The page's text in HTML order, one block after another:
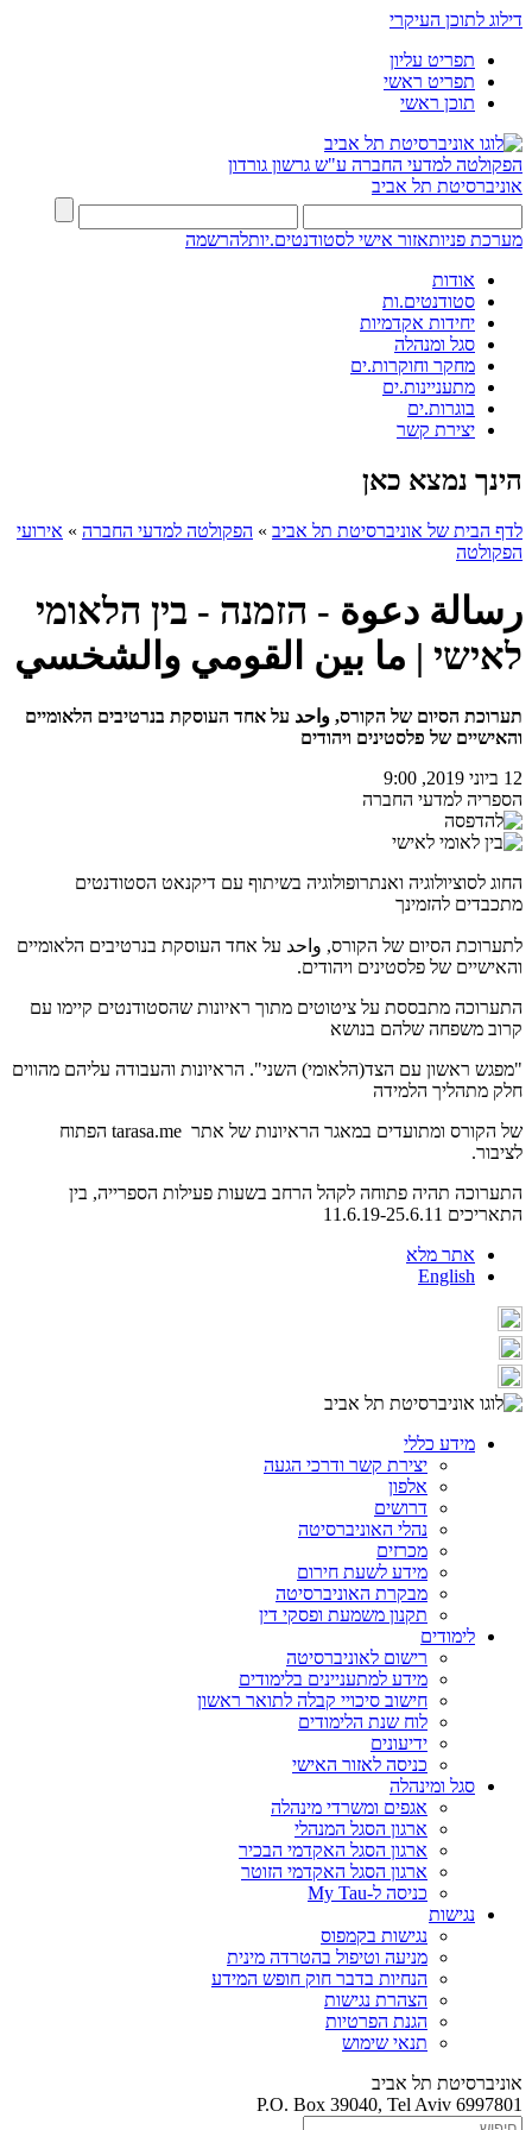
דילוג לתוכן העיקרי
תפריט עליון
תפריט ראשי
תוכן ראשי
הפקולטה למדעי החברה ע"ש גרשון גורדון
אוניברסיטת תל אביב
מערכת פניותאזור אישי לסטודנטים.יותלהרשמה
אודות
סטודנטים.ות
יחידות אקדמיות
סגל ומנהלה
מחקר וחוקרות.ים
מתעניינות.ים
בוגרות.ים
יצירת קשר
הינך נמצא כאן
לדף הבית של אוניברסיטת תל אביב » הפקולטה למדעי החברה » אירועי
הפקולטה
رسالة دعوة - הזמנה - בין הלאומי
לאישי | ما بين القومي والشخسي
תערוכת הסיום של הקורס, واحد על אחד העוסקת בנרטיבים הלאומיים
והאישיים של פלסטינים ויהודים
12 ביוני 2019, 9:00
הספריה למדעי החברה
החוג לסוציולוגיה ואנתרופולוגיה בשיתוף עם דיקנאט הסטודנטים
מתכבדים להזמינך
לתערוכת הסיום של הקורס, واحد על אחד העוסקת בנרטיבים הלאומיים
והאישיים של פלסטינים ויהודים.
התערוכה מתבססת על ציטוטים מתוך ראיונות שהסטודנטים קיימו עם
קרוב משפחה שלהם בנושא
"מפגש ראשון עם הצד(הלאומי) השני". הראיונות והעבודה עליהם מהווים
חלק מתהליך הלמידה
של הקורס ומתועדים במאגר הראיונות של אתר tarasa.me הפתוח
לציבור.
התערוכה תהיה פתוחה לקהל הרחב בשעות פעילות הספרייה, בין
התאריכים 11.6.19-25.6.11
אתר מלא
English
מידע כללי
יצירת קשר ודרכי הגעה
אלפון
דרושים
נהלי האוניברסיטה
מכרזים
מידע לשעת חירום
מבקרת האוניברסיטה
תקנון משמעת ופסקי דין
לימודים
רישום לאוניברסיטה
מידע למתעניינים בלימודים
חישוב סיכויי קבלה לתואר ראשון
לוח שנת הלימודים
ידיעונים
כניסה לאזור האישי
סגל ומינהלה
אגפים ומשרדי מינהלה
ארגון הסגל המנהלי
ארגון הסגל האקדמי הבכיר
ארגון הסגל האקדמי הזוטר
כניסה ל-My Tau
נגישות
נגישות בקמפוס
מניעה וטיפול בהטרדה מינית
הנחיות בדבר חוק חופש המידע
הצהרת נגישות
הגנת הפרטיות
תנאי שימוש
אוניברסיטת תל אביב
P.O. Box 39040, Tel Aviv 6997801